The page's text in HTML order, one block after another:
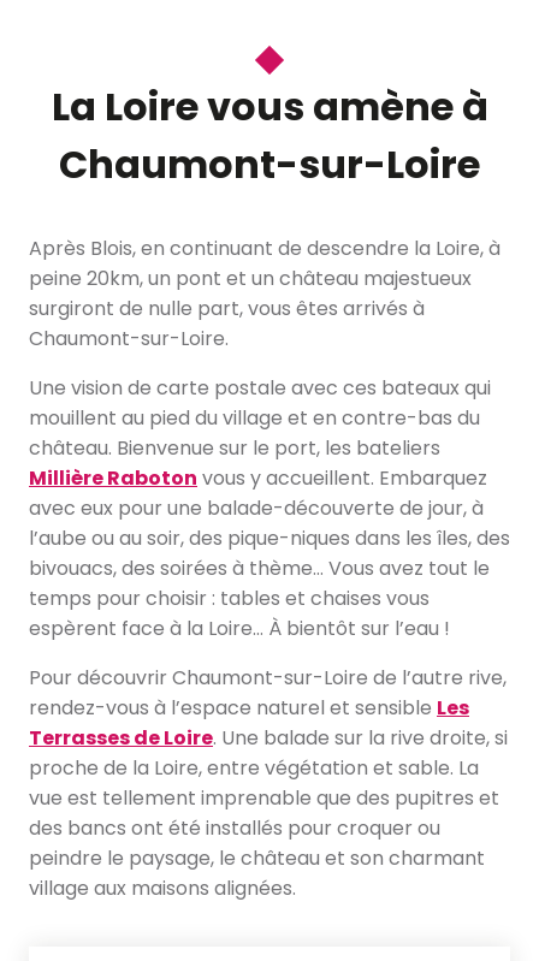
La Loire vous amène à
Chaumont-sur-Loire
Après Blois, en continuant de descendre la Loire, à
peine 20km, un pont et un château majestueux
surgiront de nulle part, vous êtes arrivés à
Chaumont-sur-Loire.
Une vision de carte postale avec ces bateaux qui
mouillent au pied du village et en contre-bas du
château. Bienvenue sur le port, les bateliers
Millière Raboton vous y accueillent. Embarquez
avec eux pour une balade-découverte de jour, à
l’aube ou au soir, des pique-niques dans les îles, des
bivouacs, des soirées à thème… Vous avez tout le
temps pour choisir : tables et chaises vous
espèrent face à la Loire… À bientôt sur l’eau !
Pour découvrir Chaumont-sur-Loire de l’autre rive,
rendez-vous à l’espace naturel et sensible Les
Terrasses de Loire. Une balade sur la rive droite, si
proche de la Loire, entre végétation et sable. La
vue est tellement imprenable que des pupitres et
des bancs ont été installés pour croquer ou
peindre le paysage, le château et son charmant
village aux maisons alignées.